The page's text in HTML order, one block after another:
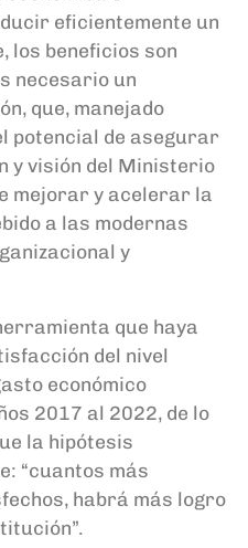
eficientemente un
los beneficios son
necesario un
que, manejado
potencial de asegurar
y visión del Ministerio
mejorar y acelerar la
a las modernas
y
que haya
del nivel
económico
2017 al 2022, de lo
la hipótesis
“cuantos más
habrá más logro